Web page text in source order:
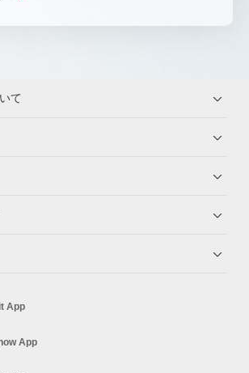
て
App
App